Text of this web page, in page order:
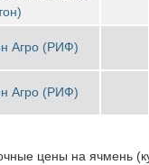
Агро (РИФ)
Агро (РИФ)
цены на ячмень